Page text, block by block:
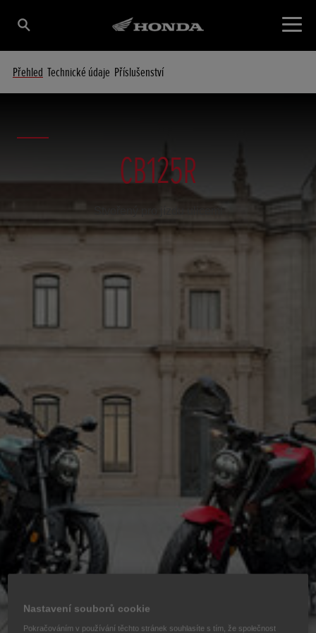
Přehled Technické údaje Příslušenství
CB125R
Nastavení souborů cookie
Pokračováním v používání těchto stránek souhlasíte s tím, že společnost